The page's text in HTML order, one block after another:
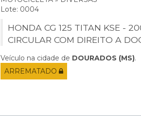
Lote: 0004
HONDA CG 125 TITAN KSE -
CIRCULAR COM DIREITO A
Veículo na cidade de DOURADOS (MS).
ARREMATADO